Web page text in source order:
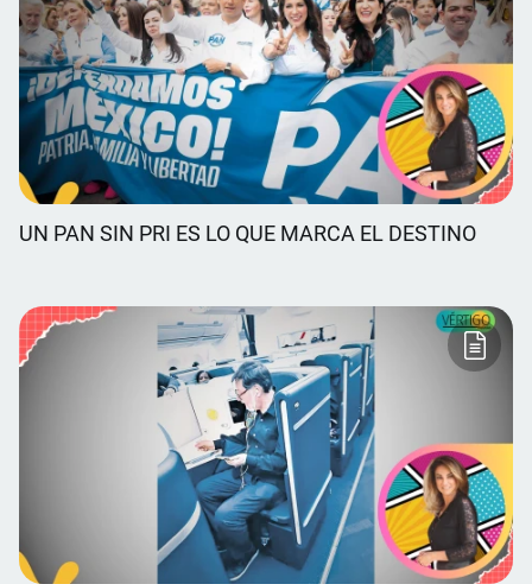
UN PAN SIN PRI ES LO QUE MARCA EL DESTINO